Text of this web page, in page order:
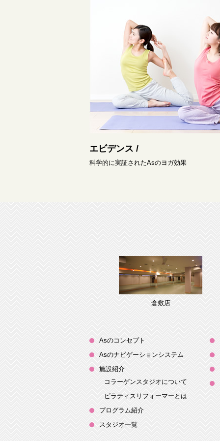
エビデンス /
科学的に実証されたAsのヨガ効果
倉敷店
Asのコンセプト
Asのナビゲーションシステム
施設紹介
コラーゲンスタジオについて
ピラティスリフォーマーとは
プログラム紹介
スタジオ一覧